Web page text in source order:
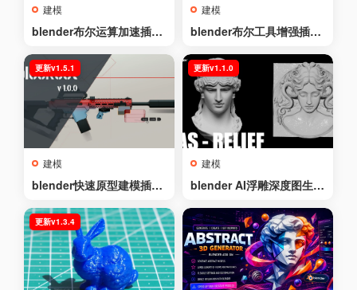
建模
blender布尔运算加速插件
建模
blender布尔工具增强插件
建模
blender快速原型建模插件
更新v1.5.1
建模
blender AI浮雕深度图生成
1.0
更新v1.1.0
更新v1.3.4